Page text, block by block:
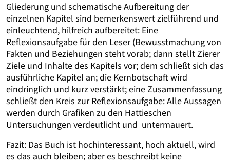
Gliederung und schematische Aufbereitung der
einzelnen Kapitel sind bemerkenswert zielführend und
einleuchtend, hilfreich aufbereitet: Eine
Reflexionsaufgabe für den Leser (Bewusstmachung von
Fakten und Beziehungen steht vorab; dann stellt Zierer
Ziele und Inhalte des Kapitels vor; dem schließt sich das
ausführliche Kapitel an; die Kernbotschaft wird
eindringlich und kurz verstärkt; eine Zusammenfassung
schließt den Kreis zur Reflexionsaufgabe: Alle Aussagen
werden durch Grafiken zu den Hattieschen
Untersuchungen verdeutlicht und untermauert.
Fazit: Das Buch ist hochinteressant, hoch aktuell, wird
es das auch bleiben; aber es beschreibt keine